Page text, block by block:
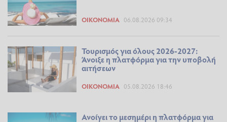
ΟΙΚΟΝΟΜΊΑ 06.08.2026 09:34
Τουρισμός για όλους 2026-2027:
Άνοιξε η πλατφόρμα για την υποβολή
αιτήσεων
ΟΙΚΟΝΟΜΊΑ 05.08.2026 18:46
Ανοίγει το μεσημέρι η πλατφόρμα για